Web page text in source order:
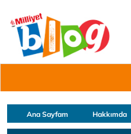
Ana Sayfam Hakkımda